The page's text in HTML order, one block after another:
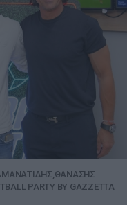
PARTY BY GAZZETTA